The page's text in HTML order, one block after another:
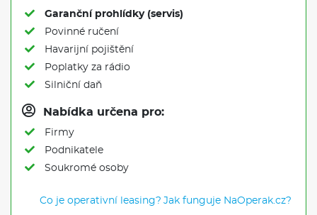
Garanční prohlídky (servis)
Povinné ručení
Havarijní pojištění
Poplatky za rádio
Silniční daň
Nabídka určena pro:
Firmy
Podnikatele
Soukromé osoby
Co je operativní leasing? Jak funguje NaOperak.cz?